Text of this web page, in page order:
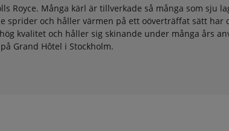
Royce. Många kärl är tillverkade så många som sju
sprider och håller värmen på ett oöverträffat sätt
kvalitet och håller sig skinande under många års
Grand Hôtel i Stockholm.